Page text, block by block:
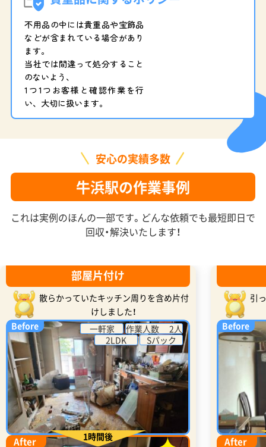
不用品の中には貴重品や宝飾品
などが含まれている場合があり
ます。
当社では間違って処分すること
のないよう、
1つ1つお客様と確認作業を行
い、大切に扱います。
安心の実績多数
牛浜駅の作業事例
これは実例のほんの一部です。どんな依頼でも最短即日で
回収・解決いたします！
部屋片付け
散らかっていたキッチン周りを含め片付
けしました！
Before
一軒家
作業人数 2人
2LDK
Sパック
After 1時間後
引
Before
After